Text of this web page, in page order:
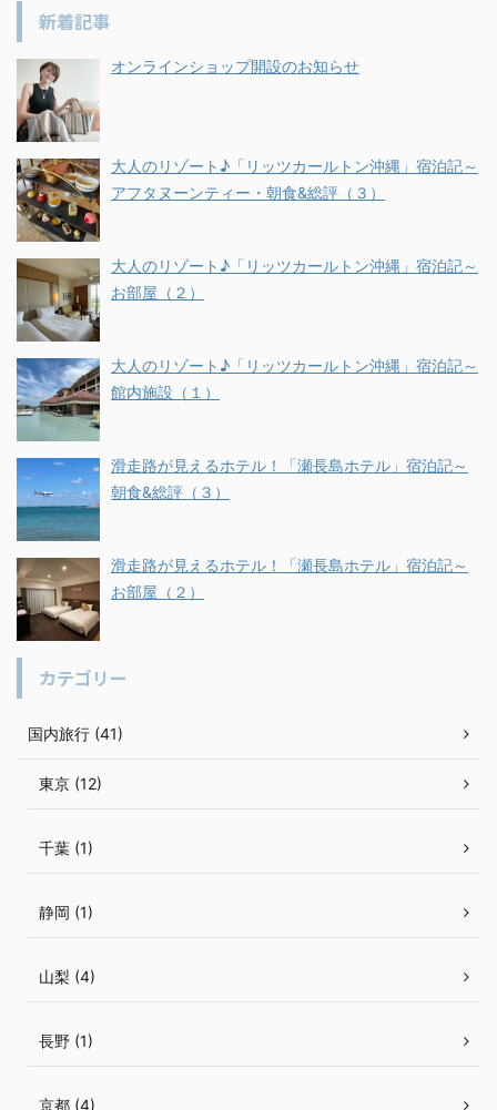
新着記事
オンラインショップ開設のお知らせ
大人のリゾート♪「リッツカールトン沖縄」宿泊記～
アフタヌーンティー・朝食&総評（３）
大人のリゾート♪「リッツカールトン沖縄」宿泊記～
お部屋（２）
大人のリゾート♪「リッツカールトン沖縄」宿泊記～
館内施設（１）
滑走路が見えるホテル！「瀬長島ホテル」宿泊記～
朝食&総評（３）
滑走路が見えるホテル！「瀬長島ホテル」宿泊記～
お部屋（２）
カテゴリー
国内旅行 (41)
東京 (12)
千葉 (1)
静岡 (1)
山梨 (4)
長野 (1)
京都 (4)